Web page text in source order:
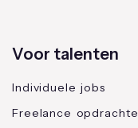
Voor talenten
Individuele jobs
Freelance